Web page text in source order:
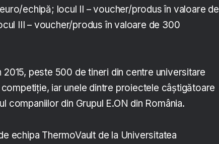
echipă; locul II – voucher/produs în valoare de
III – voucher/produs în valoare de 300
2015, peste 500 de tineri din centre universitare
iar unele dintre proiectele câștigătoare
companiilor din Grupul E.ON din România.
echipa ThermoVault de la Universitatea